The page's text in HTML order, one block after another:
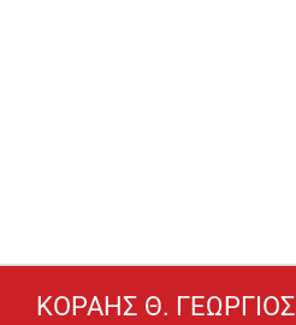
ΚΟΡΑΗΣ Θ. ΓΕΩΡΓΙΟΣ